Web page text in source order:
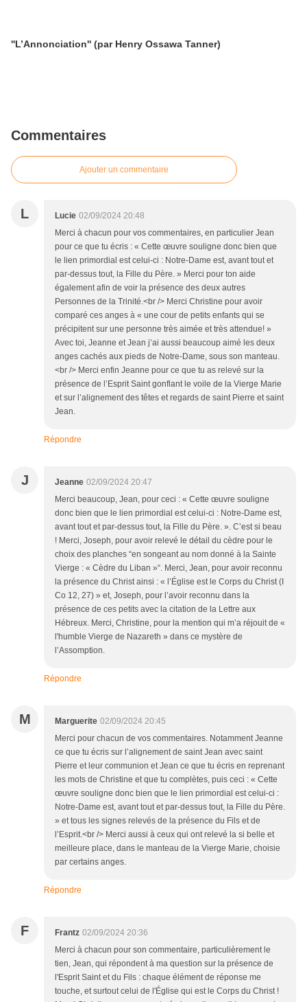
''L’Annonciation'' (par Henry Ossawa Tanner)
Commentaires
Ajouter un commentaire
L Lucie 02/09/2024 20:48
Merci à chacun pour vos commentaires, en particulier Jean
pour ce que tu écris : « Cette œuvre souligne donc bien que
le lien primordial est celui-ci : Notre-Dame est, avant tout et
par-dessus tout, la Fille du Père. » Merci pour ton aide
également afin de voir la présence des deux autres
Personnes de la Trinité.<br /> Merci Christine pour avoir
comparé ces anges à « une cour de petits enfants qui se
précipitent sur une personne très aimée et très attendue! »
Avec toi, Jeanne et Jean j’ai aussi beaucoup aimé les deux
anges cachés aux pieds de Notre-Dame, sous son manteau.
<br /> Merci enfin Jeanne pour ce que tu as relevé sur la
présence de l’Esprit Saint gonflant le voile de la Vierge Marie
et sur l’alignement des têtes et regards de saint Pierre et saint
Jean.
Répondre
J Jeanne 02/09/2024 20:47
Merci beaucoup, Jean, pour ceci : « Cette œuvre souligne
donc bien que le lien primordial est celui-ci : Notre-Dame est,
avant tout et par-dessus tout, la Fille du Père. ». C’est si beau
! Merci, Joseph, pour avoir relevé le détail du cèdre pour le
choix des planches “en songeant au nom donné à la Sainte
Vierge : « Cèdre du Liban »“. Merci, Jean, pour avoir reconnu
la présence du Christ ainsi : « l’Église est le Corps du Christ (I
Co 12, 27) » et, Joseph, pour l’avoir reconnu dans la
présence de ces petits avec la citation de la Lettre aux
Hébreux. Merci, Christine, pour la mention qui m’a réjouit de «
l'humble Vierge de Nazareth » dans ce mystère de
l’Assomption.
Répondre
M Marguerite 02/09/2024 20:45
Merci pour chacun de vos commentaires. Notamment Jeanne
ce que tu écris sur l’alignement de saint Jean avec saint
Pierre et leur communion et Jean ce que tu écris en reprenant
les mots de Christine et que tu complètes, puis ceci : « Cette
œuvre souligne donc bien que le lien primordial est celui-ci :
Notre-Dame est, avant tout et par-dessus tout, la Fille du Père.
» et tous les signes relevés de la présence du Fils et de
l’Esprit.<br /> Merci aussi à ceux qui ont relevé la si belle et
meilleure place, dans le manteau de la Vierge Marie, choisie
par certains anges.
Répondre
F Frantz 02/09/2024 20:36
Merci à chacun pour son commentaire, particulièrement le
tien, Jean, qui répondent à ma question sur la présence de
l'Esprit Saint et du Fils : chaque élément de réponse me
touche, et surtout celui de l'Église qui est le Corps du Christ !